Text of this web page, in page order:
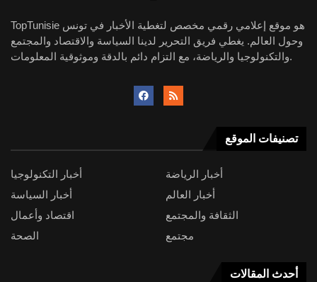
TopTunisie هو موقع إعلامي رقمي مخصص لتغطية الأخبار في تونس
وحول العالم. يغطي فريق التحرير لدينا السياسة والاقتصاد والمجتمع
والتكنولوجيا والرياضة، مع التزام دائم بالدقة وموثوقية المعلومات.
تصنيفات الموقع
أخبار التكنولوجيا
أخبار الرياضة
أخبار السياسة
أخبار العالم
اقتصاد وأعمال
الثقافة والمجتمع
الصحة
مجتمع
أحدث المقالات